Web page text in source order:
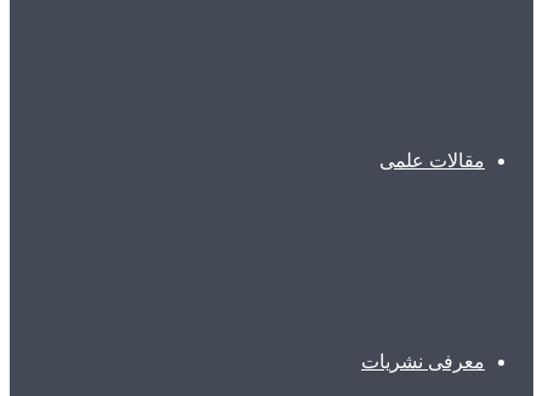
مقالات علمی
معرفی نشریات